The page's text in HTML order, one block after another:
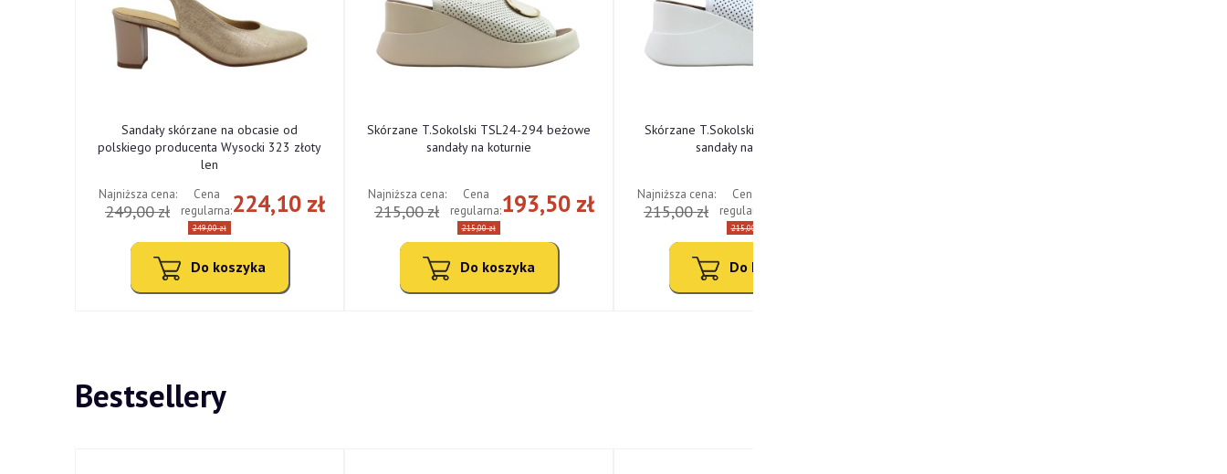
Sandały skórzane na obcasie od
polskiego producenta Wysocki 323 złoty
len
224,10 zł
Cena
regularna:
249,00 zł
Najniższa cena:
249,00 zł
Do koszyka
Skórzane T.Sokolski TSL24-294 beżowe
sandały na koturnie
193,50 zł
Cena
regularna:
215,00 zł
Najniższa cena:
215,00 zł
Do koszyka
Skórzane T.Sokolski TSL24-294 białe
sandały na koturnie
Cena
regularna:
215,00 zł
Najniższa cena:
215,00 zł
Do koszyka
Bestsellery